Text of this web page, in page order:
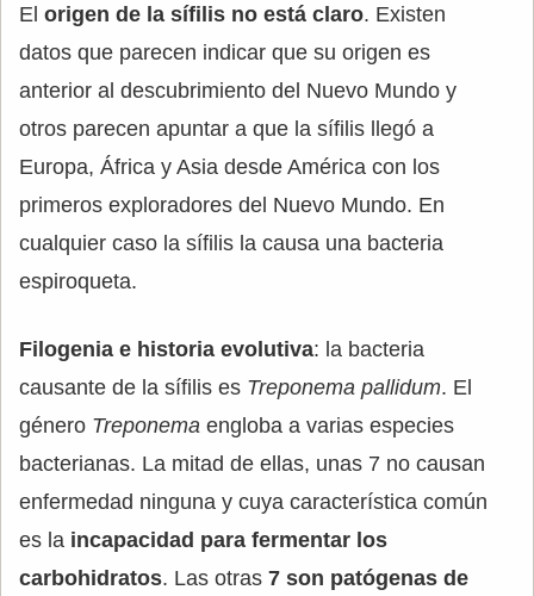
El origen de la sífilis no está claro. Existen
datos que parecen indicar que su origen es
anterior al descubrimiento del Nuevo Mundo y
otros parecen apuntar a que la sífilis llegó a
Europa, África y Asia desde América con los
primeros exploradores del Nuevo Mundo. En
cualquier caso la sífilis la causa una bacteria
espiroqueta.
Filogenia e historia evolutiva: la bacteria
causante de la sífilis es Treponema pallidum. El
género Treponema engloba a varias especies
bacterianas. La mitad de ellas, unas 7 no causan
enfermedad ninguna y cuya característica común
es la incapacidad para fermentar los
carbohidratos. Las otras 7 son patógenas de